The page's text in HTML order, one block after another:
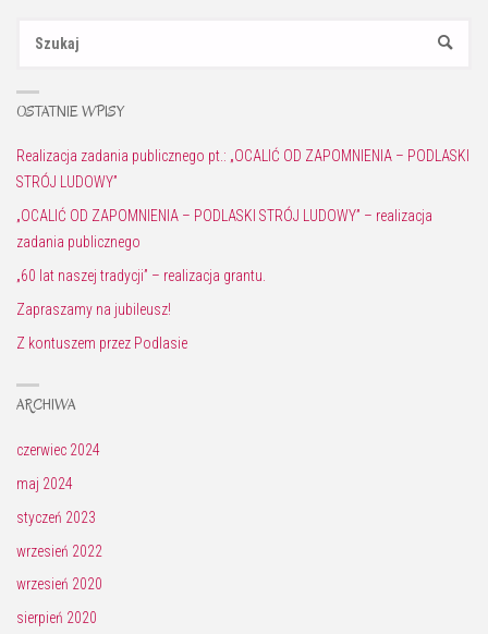
SZUKAJ
OSTATNIE WPISY
Realizacja zadania publicznego pt.: „OCALIĆ OD ZAPOMNIENIA – PODLASKI
STRÓJ LUDOWY”
„OCALIĆ OD ZAPOMNIENIA – PODLASKI STRÓJ LUDOWY” – realizacja
zadania publicznego
„60 lat naszej tradycji” – realizacja grantu.
Zapraszamy na jubileusz!
Z kontuszem przez Podlasie
ARCHIWA
czerwiec 2024
maj 2024
styczeń 2023
wrzesień 2022
wrzesień 2020
sierpień 2020